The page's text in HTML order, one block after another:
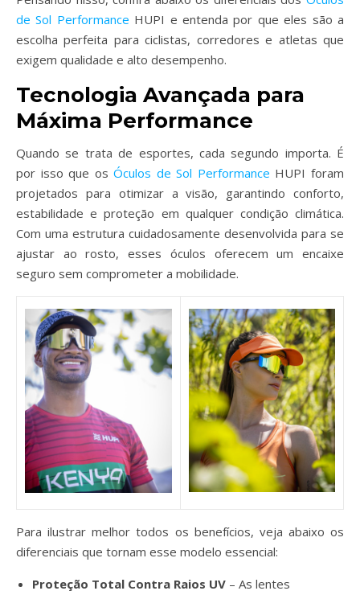
de Sol Performance HUPI e entenda por que eles são a
escolha perfeita para ciclistas, corredores e atletas que
exigem qualidade e alto desempenho.
Tecnologia Avançada para
Máxima Performance
Quando se trata de esportes, cada segundo importa. É
por isso que osÓculos de Sol Performance HUPI foram
projetados para otimizar a visão, garantindo conforto,
estabilidade e proteção em qualquer condição climática.
Com uma estrutura cuidadosamente desenvolvida para se
ajustar ao rosto, esses óculos oferecem um encaixe
seguro sem comprometer a mobilidade.
Para ilustrar melhor todos os benefícios, veja abaixo os
diferenciais que tornam esse modelo essencial:
Proteção Total Contra Raios UV – As lentes